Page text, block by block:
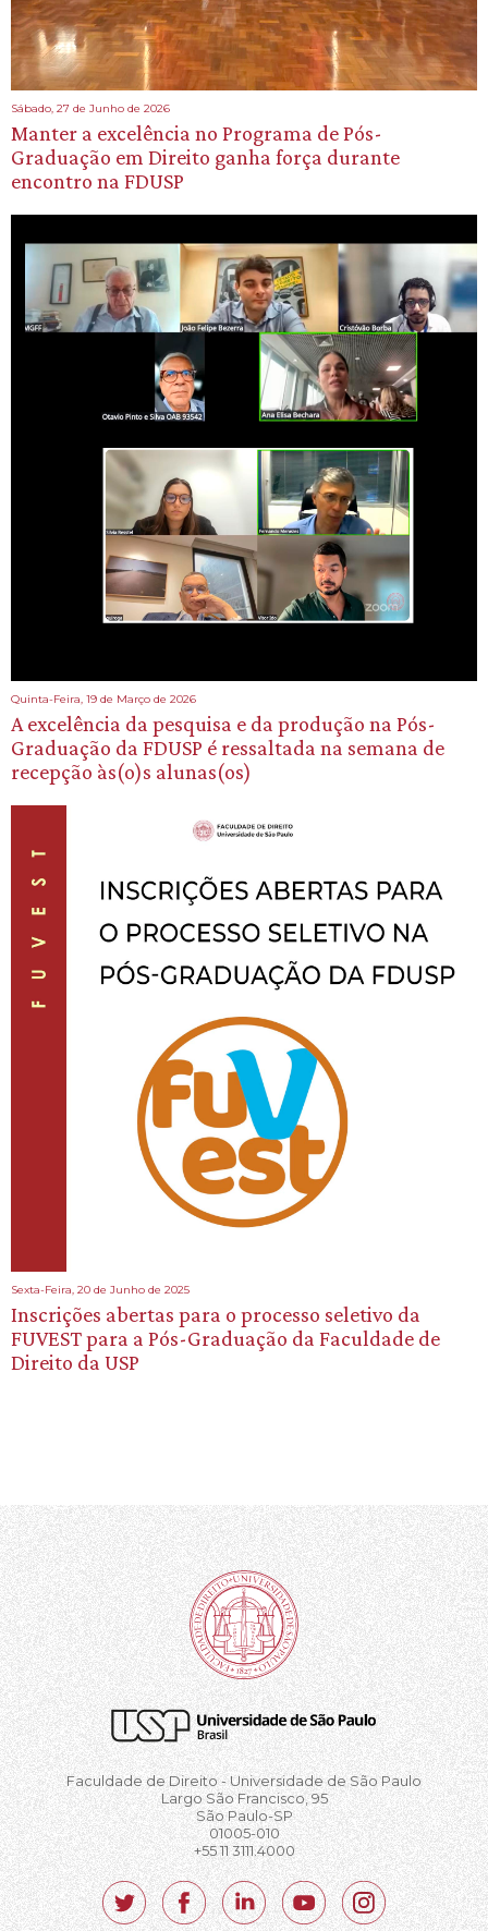
Sábado, 27 de Junho de 2026
Manter a excelência no Programa de Pós-
Graduação em Direito ganha força durante
encontro na FDUSP
Quinta-Feira, 19 de Março de 2026
A excelência da pesquisa e da produção na Pós-
Graduação da FDUSP é ressaltada na semana de
recepção às(o)s alunas(os)
Sexta-Feira, 20 de Junho de 2025
Inscrições abertas para o processo seletivo da
FUVEST para a Pós-Graduação da Faculdade de
Direito da USP
Faculdade de Direito - Universidade de São Paulo
Largo São Francisco, 95
São Paulo-SP
01005-010
+55 11 3111.4000